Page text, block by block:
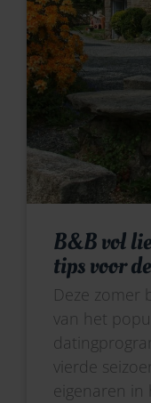
B&B vol
tips voor
Deze zomer
van het
vierde
eigenaren